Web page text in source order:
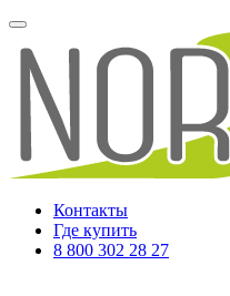
Контакты
Где купить
8 800 302 28 27